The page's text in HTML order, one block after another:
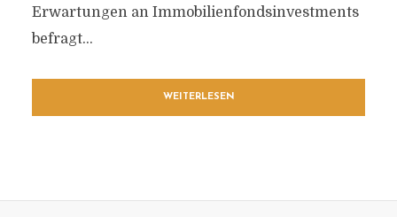
Erwartungen an Immobilienfondsinvestments
befragt...
WEITERLESEN